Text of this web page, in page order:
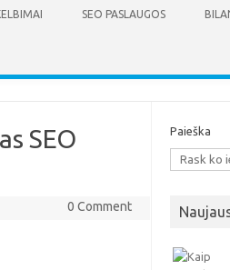
SEO PASLAUGOS
SEO
0 Comment
Paieška